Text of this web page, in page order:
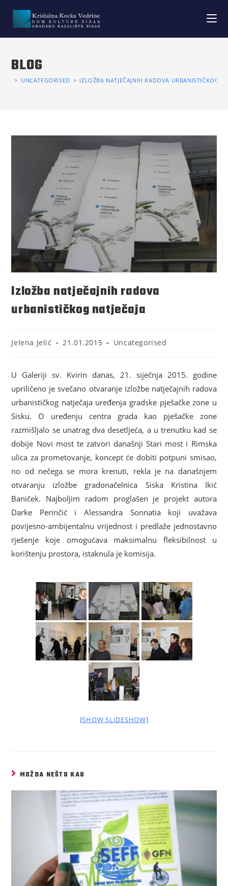
BLOG
> UNCATEGORISED > IZLOŽBA NATJEČAJNIH RADOVA URBANISTIČKOG
Izložba natječajnih radova
urbanističkog natječaja
Jelena Jelić 21.01.2015 Uncategorised
U Galeriji sv. Kvirin danas, 21. siječnja 2015. godine
upriličeno je svečano otvaranje izložbe natječajnih radova
urbanističkog natječaja uređenja gradske pješačke zone u
Sisku. O uređenju centra grada kao pješačke zone
razmišljalo se unatrag dva desetljeća, a u trenutku kad se
dobije Novi most te zatvori današnji Stari most i Rimska
ulica za prometovanje, koncept će dobiti potpuni smisao,
no od nečega se mora krenuti, rekla je na današnjem
otvaranju izložbe gradonačelnica Siska Kristina Ikić
Baniček. Najboljim radom proglašen je projekt autora
Darke Perinčić i Alessandra Sonnatia koji uvažava
povijesno-ambijentalnu vrijednost i predlaže jednostavno
rješenje koje omogućava maksimalnu fleksibilnost u
korištenju prostora, istaknula je komisija.
[SHOW SLIDESHOW]
MOŽDA NEŠTO KAO